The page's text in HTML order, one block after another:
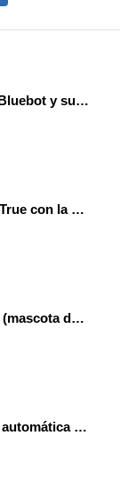
Programa con la app the Bluebot y supera los retos usando las tarjetas
Manejamos el robot True True con la app y hacemos carreras
Presentación de Geppeto (mascota de robótica del JPII de Parla)
Interacción robot-barrera automática (IES RAYUELA 4ºESO)